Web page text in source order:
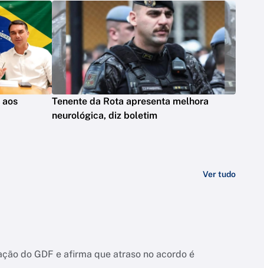
Tenente da Rota apresenta melhora
neurológica, diz boletim
Ver tudo
do GDF e afirma que atraso no acordo é